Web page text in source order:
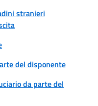
stranieri
del disponente
da parte del